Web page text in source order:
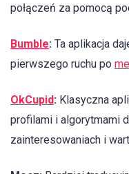
połączeń za pomocą
Bumble: Ta aplikacja
pierwszego ruchu po
OkCupid: Klasyczna
profilami i algorytmami
zainteresowaniach i